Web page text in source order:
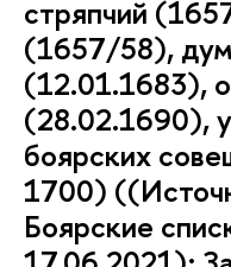
стряпчий
(1657/58),
(12.01.1683),
(28.02.1690),
боярских
1700)
Боярские